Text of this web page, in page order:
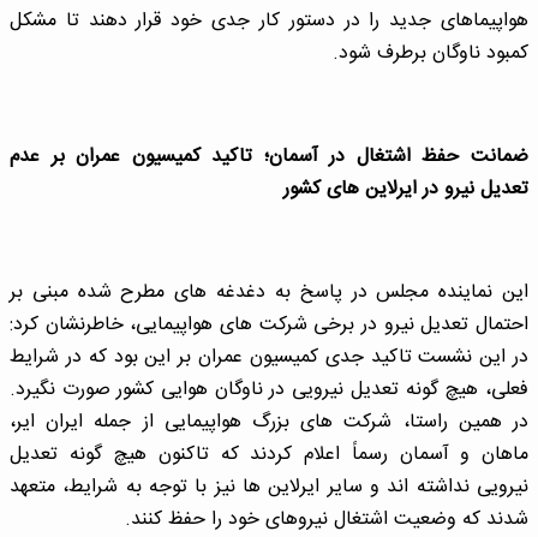
هواپیماهای جدید را در دستور کار جدی خود قرار دهند تا مشکل
کمبود ناوگان برطرف شود.
ضمانت حفظ اشتغال در آسمان؛ تاکید کمیسیون عمران بر عدم
تعدیل نیرو در ایرلاین های کشور
این نماینده مجلس در پاسخ به دغدغه های مطرح شده مبنی بر
احتمال تعدیل نیرو در برخی شرکت های هواپیمایی، خاطرنشان کرد:
در این نشست تاکید جدی کمیسیون عمران بر این بود که در شرایط
فعلی، هیچ گونه تعدیل نیرویی در ناوگان هوایی کشور صورت نگیرد.
در همین راستا، شرکت های بزرگ هواپیمایی از جمله ایران ایر،
ماهان و آسمان رسماً اعلام کردند که تاکنون هیچ گونه تعدیل
نیرویی نداشته اند و سایر ایرلاین ها نیز با توجه به شرایط، متعهد
شدند که وضعیت اشتغال نیروهای خود را حفظ کنند.